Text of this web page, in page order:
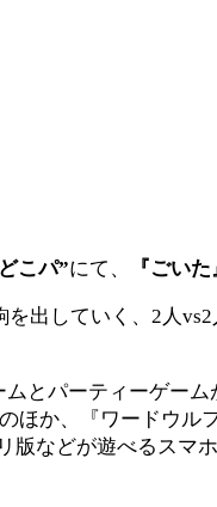
こパ”にて、 『ごいた
出していく、2人
とパーティーゲー
ほか、『ワードウル
などが遊べるスマホ